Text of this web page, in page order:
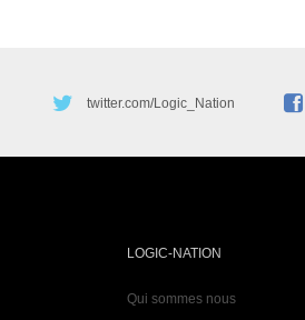
twitter.com/Logic_Nation
LOGIC-NATION
Qui sommes nous